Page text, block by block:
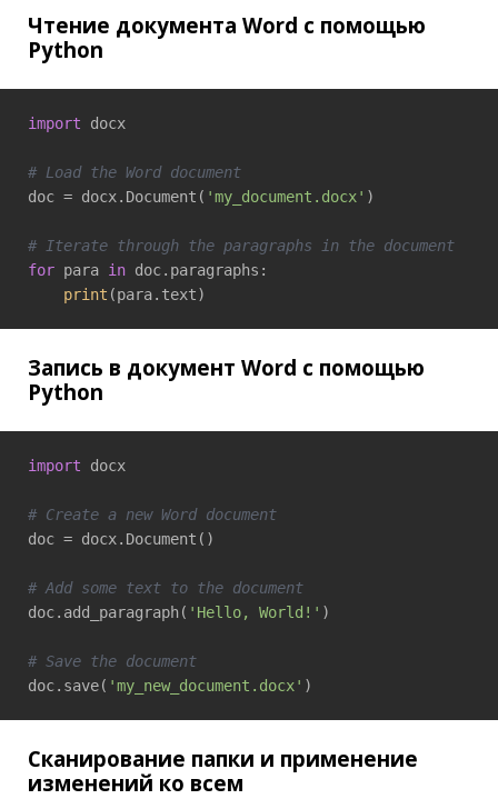
Чтение документа Word с помощью
Python
import docx
# Load the Word document
doc = docx.Document( 'my_document.docx' )
# Iterate through the paragraphs in the document
for para in doc.paragraphs:
print (para.text)
Запись в документ Word с помощью
Python
import docx
# Create a new Word document
doc = docx.Document()
# Add some text to the document
doc.add_paragraph( 'Hello, World!' )
# Save the document
doc.save( 'my_new_document.docx' )
Сканирование папки и применение
изменений ко всем